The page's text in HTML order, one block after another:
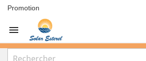
Promotion
